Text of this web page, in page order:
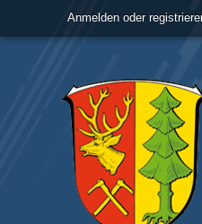
Anmelden oder